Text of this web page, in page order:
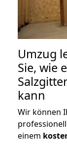
Umzug
Sie, wie
kann
Wir können
einem